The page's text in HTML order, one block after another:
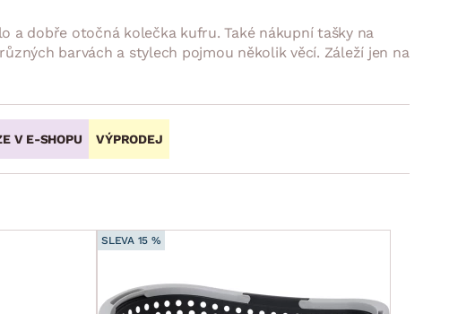
a dobře otočná kolečka kufru. Také nákupní tašky na
barvách a stylech pojmou několik věcí. Záleží jen na
V E-SHOPU VÝPRODEJ
SLEVA 15 %